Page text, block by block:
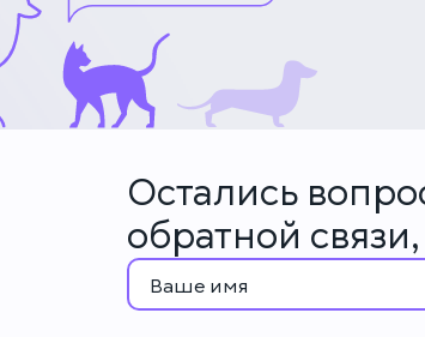
Остались
обратной